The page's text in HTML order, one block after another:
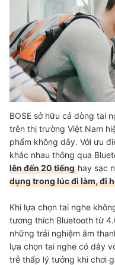
BOSE sở hữu cả dòng tai
trên thị trường Việt Nam
phẩm không dây. Với ưu
khác nhau thông qua
lên đến 20 tiếnghay sạc
dụng trong lúc đi làm, đi
Khi lựa chọn tai nghe
tương thích Bluetooth từ
những trải nghiệm âm
lựa chọn tai nghe có dây
trễ thấp lý tưởng khi chơi